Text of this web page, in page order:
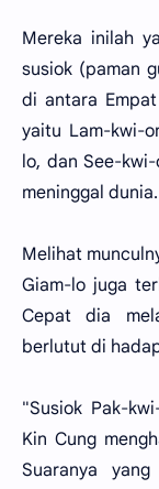
Mereka inilah
susiok (paman
di antara
yaitu Lam-kwi-
lo, dan See-
meninggal dunia.
Melihat
Giam-lo juga
Cepat dia
berlutut di
"Susiok Pak-
Kin Cung
Suaranya